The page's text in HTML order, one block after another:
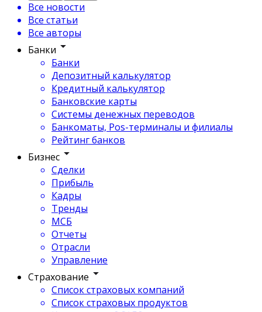
Все новости
Все статьи
Все авторы
Банки
Банки
Депозитный калькулятор
Кредитный калькулятор
Банковские карты
Системы денежных переводов
Банкоматы, Pos-терминалы и филиалы
Рейтинг банков
Бизнес
Сделки
Прибыль
Кадры
Тренды
МСБ
Отчеты
Отрасли
Управление
Страхование
Список страховых компаний
Список страховых продуктов